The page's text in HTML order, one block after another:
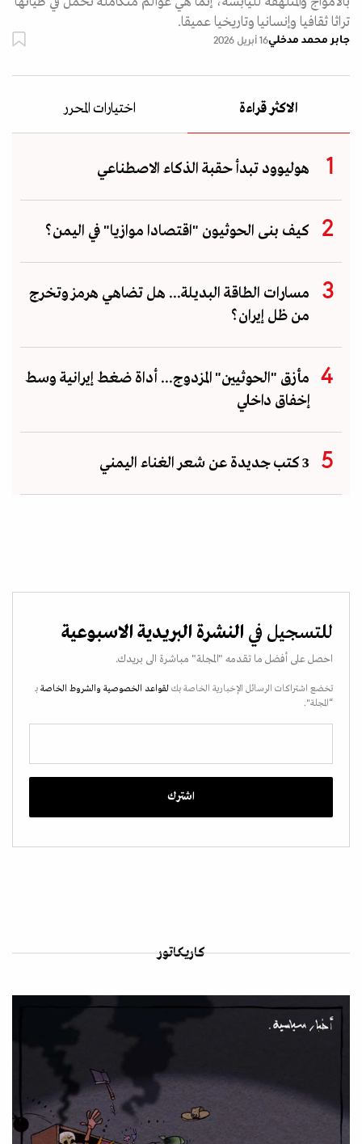
تراثا ثقافيا وإنسانيا وتاريخيا عميقا.
جابر محمد مدخلي16 أبريل 2026
الاكثر قراءة اختيارات المحرر
هوليوود تبدأ حقبة الذكاء الاصطناعي
كيف بنى الحوثيون "اقتصادا موازيا" في اليمن؟
مسارات الطاقة البديلة... هل تضاهي هرمز وتخرج
من ظل إيران؟
مأزق "الحوثيين" المزدوج... أداة ضغط إيرانية وسط
إخفاق داخلي
3 كتب جديدة عن شعر الغناء اليمني
للتسجيل في النشرة البريدية الاسبوعية
احصل على أفضل ما تقدمه "المجلة" مباشرة الى بريدك.
تخضع اشتراكات الرسائل الإخبارية الخاصة بك لقواعد الخصوصية والشروط الخاصة بـ
“المجلة".
كاريكاتور